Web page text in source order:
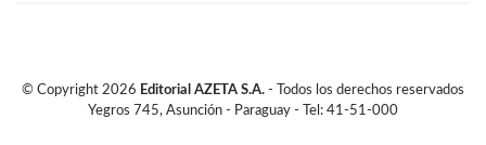
© Copyright 2026 Editorial AZETA S.A. - Todos los derechos reservados
Yegros 745, Asunción - Paraguay - Tel: 41-51-000